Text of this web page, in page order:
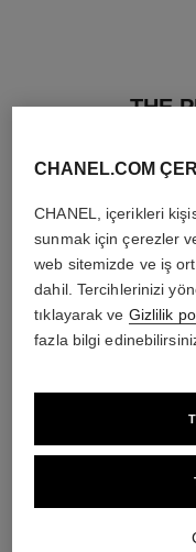
THE
sublimage l'extrait huile
CHANEL.COM
CHANEL, içerikleri
sunmak için çerezler
web sitemizde ve iş
dahil. Tercihlerinizi
tıklayarak ve Gizlilik
fazla bilgi